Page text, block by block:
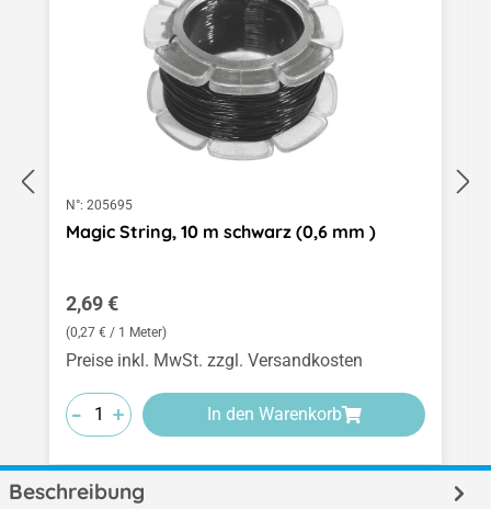
N°: 205695
Magic String, 10 m schwarz (0,6 mm )
Regulärer Preis:
2,69 €
(0,27 € / 1 Meter)
Preise inkl. MwSt. zzgl. Versandkosten
-
-
- +
+
+ In den Warenkorb
Beschreibung